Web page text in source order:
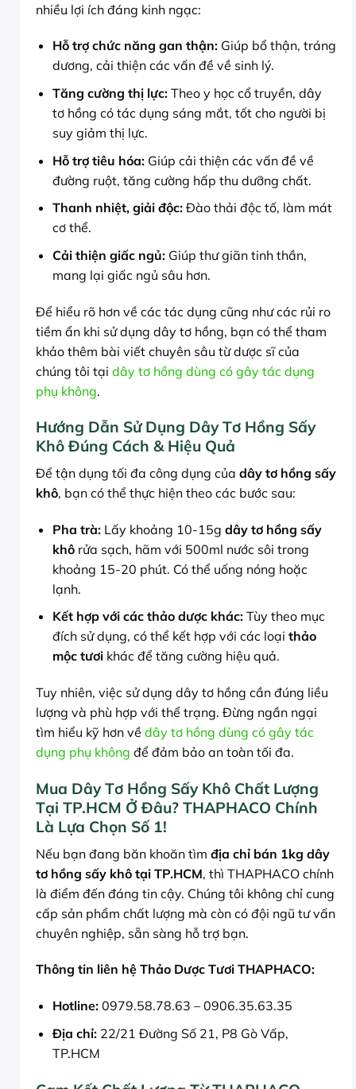
nhiều lợi ích đáng kinh ngạc:
Hỗ trợ chức năng gan thận:Giúp bổ thận, tráng
dương, cải thiện các vấn đề về sinh lý.
Tăng cường thị lực:Theo y học cổ truyền, dây
tơ hồng có tác dụng sáng mắt, tốt cho người bị
suy giảm thị lực.
Hỗ trợ tiêu hóa:Giúp cải thiện các vấn đề về
đường ruột, tăng cường hấp thu dưỡng chất.
Thanh nhiệt, giải độc:Đào thải độc tố, làm mát
cơ thể.
Cải thiện giấc ngủ:Giúp thư giãn tinh thần,
mang lại giấc ngủ sâu hơn.
Để hiểu rõ hơn về các tác dụng cũng như các rủi ro
tiềm ẩn khi sử dụng dây tơ hồng, bạn có thể tham
khảo thêm bài viết chuyên sâu từ dược sĩ của
chúng tôi tại dây tơ hồng dùng có gây tác dụng
phụ không.
Hướng Dẫn Sử Dụng Dây Tơ Hồng Sấy
Khô Đúng Cách & Hiệu Quả
Để tận dụng tối đa công dụng của dây tơ hồng sấy
khô, bạn có thể thực hiện theo các bước sau:
Pha trà:Lấy khoảng 10-15g dây tơ hồng sấy
khôrửa sạch, hãm với 500ml nước sôi trong
khoảng 15-20 phút. Có thể uống nóng hoặc
lạnh.
Kết hợp với các thảo dược khác:Tùy theo mục
đích sử dụng, có thể kết hợp với các loại thảo
mộc tươikhác để tăng cường hiệu quả.
Tuy nhiên, việc sử dụng dây tơ hồng cần đúng liều
lượng và phù hợp với thể trạng. Đừng ngần ngại
tìm hiểu kỹ hơn về dây tơ hồng dùng có gây tác
dụng phụ không để đảm bảo an toàn tối đa.
Mua Dây Tơ Hồng Sấy Khô Chất Lượng
Tại TP.HCM Ở Đâu? THAPHACO Chính
Là Lựa Chọn Số 1!
Nếu bạn đang băn khoăn tìm địa chỉ bán 1kg dây
tơ hồng sấy khô tại TP.HCM, thì THAPHACO chính
là điểm đến đáng tin cậy. Chúng tôi không chỉ cung
cấp sản phẩm chất lượng mà còn có đội ngũ tư vấn
chuyên nghiệp, sẵn sàng hỗ trợ bạn.
Thông tin liên hệ Thảo Dược Tươi THAPHACO:
Hotline:0979.58.78.63 – 0906.35.63.35
Địa chỉ:22/21 Đường Số 21, P8 Gò Vấp,
TP.HCM